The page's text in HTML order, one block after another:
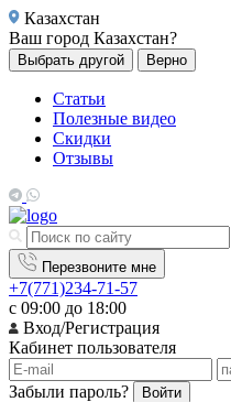
Казахстан
Ваш город Казахстан?
Выбрать другой Верно
Статьи
Полезные видео
Скидки
Отзывы
Перезвоните мне
+7(771)234-71-57
с 09:00 до 18:00
Вход/Регистрация
Кабинет пользователя
Забыли пароль? Войти